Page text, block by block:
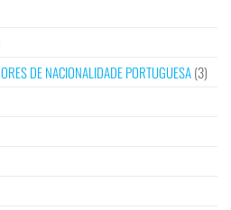
DE NACIONALIDADE PORTUGUESA(3)